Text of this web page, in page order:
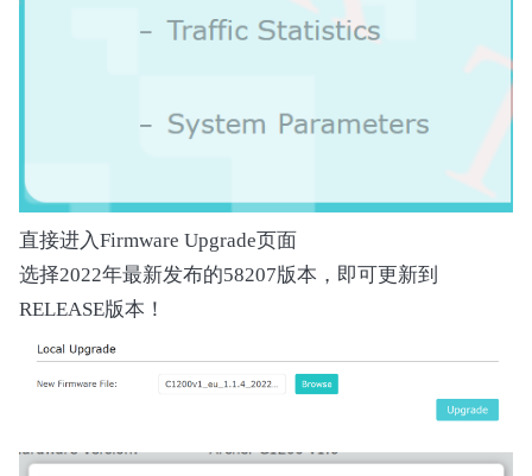
直接进入Firmware Upgrade页面
选择2022年最新发布的58207版本，即可更新到
RELEASE版本！